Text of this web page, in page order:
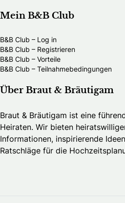
Mein B&B Club
B&B Club – Log in
B&B Club – Registrieren
B&B Club – Vorteile
B&B Club – Teilnahmebedingungen
Über Braut & Bräutigam
Braut & Bräutigam ist eine
Heiraten. Wir bieten
Informationen, inspirierende
Ratschläge für die